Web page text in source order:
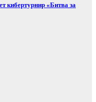
кибертурнир «Битва за